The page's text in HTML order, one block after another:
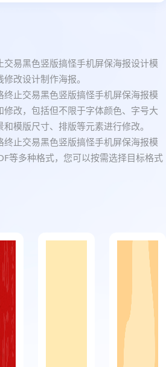
易黑色竖版搞怪手机屏保海报设计模
改设计制作海报。
止交易黑色竖版搞怪手机屏保海报模
改，包括但不限于字体颜色、字号大
模版尺寸、排版等元素进行修改。
止交易黑色竖版搞怪手机屏保海报模
等多种格式，您可以按需选择目标格式